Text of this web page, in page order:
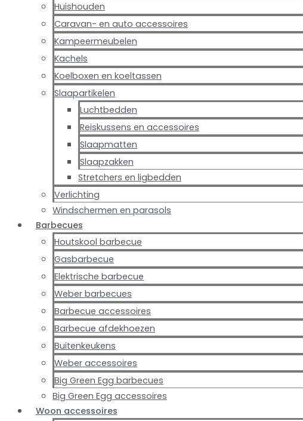
Huishouden
Caravan- en auto accessoires
Kampeermeubelen
Kachels
Koelboxen en koeltassen
Slaapartikelen
Luchtbedden
Reiskussens en accessoires
Slaapmatten
Slaapzakken
Stretchers en ligbedden
Verlichting
Windschermen en parasols
Barbecues
Houtskool barbecue
Gasbarbecue
Elektrische barbecue
Weber barbecues
Barbecue accessoires
Barbecue afdekhoezen
Buitenkeukens
Weber accessoires
Big Green Egg barbecues
Big Green Egg accessoires
Woon accessoires